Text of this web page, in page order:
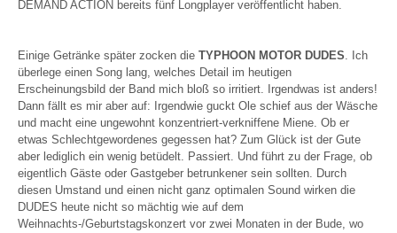
DEMAND ACTION bereits fünf Longplayer veröffentlicht haben.
Einige Getränke später zocken die TYPHOON MOTOR DUDES. Ich
überlege einen Song lang, welches Detail im heutigen
Erscheinungsbild der Band mich bloß so irritiert. Irgendwas ist anders!
Dann fällt es mir aber auf: Irgendwie guckt Ole schief aus der Wäsche
und macht eine ungewohnt konzentriert-verkniffene Miene. Ob er
etwas Schlechtgewordenes gegessen hat? Zum Glück ist der Gute
aber lediglich ein wenig betüdelt. Passiert. Und führt zu der Frage, ob
eigentlich Gäste oder Gastgeber betrunkener sein sollten. Durch
diesen Umstand und einen nicht ganz optimalen Sound wirken die
DUDES heute nicht so mächtig wie auf dem
Weihnachts-/Geburtstagskonzert vor zwei Monaten in der Bude, wo